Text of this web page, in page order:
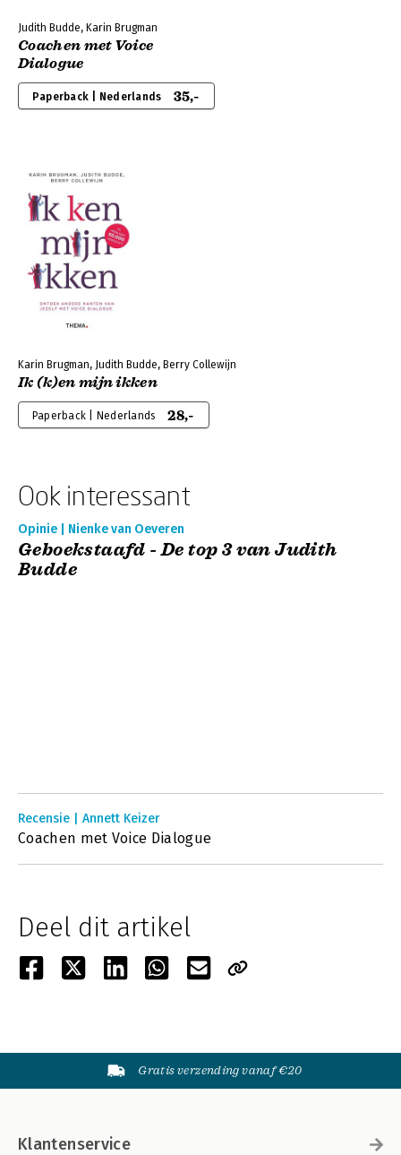
Judith Budde, Karin Brugman
Coachen met Voice
Dialogue
Paperback | Nederlands 35,-
Karin Brugman, Judith Budde, Berry Collewijn
Ik (k)en mijn ikken
Paperback | Nederlands 28,-
Ook interessant
Opinie | Nienke van Oeveren
Geboekstaafd - De top 3 van Judith
Budde
Recensie | Annett Keizer
Coachen met Voice Dialogue
Deel dit artikel
Gratis verzending vanaf €20
Klantenservice